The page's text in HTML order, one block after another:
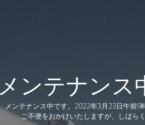
ンテナンス
メンテナンス中です。2022年3月23日午前9
ご不便をおかけいたしますが、しばら